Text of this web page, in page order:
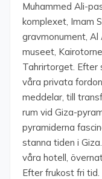
Muhammed Ali-
komplexet, Imam
gravmonument, Al
museet,
Tahrirtorget. Efter
våra privata
meddelar, till
rum vid Giza-
pyramiderna
stanna tiden i
våra hotell,
Efter frukost fri